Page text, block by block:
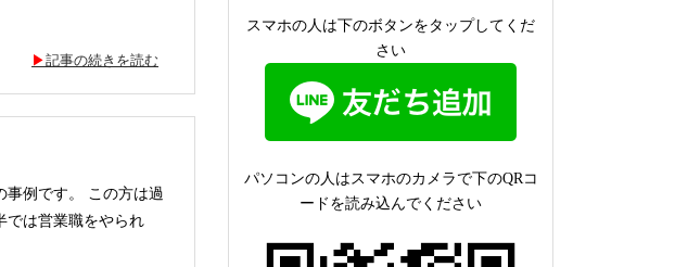
記事の続きを読む
事例です。 この方は過
では営業職をやられ
スマホの人は下のボタンをタップしてくだ
さい
パソコンの人はスマホのカメラで下のQRコ
ードを読み込んでください